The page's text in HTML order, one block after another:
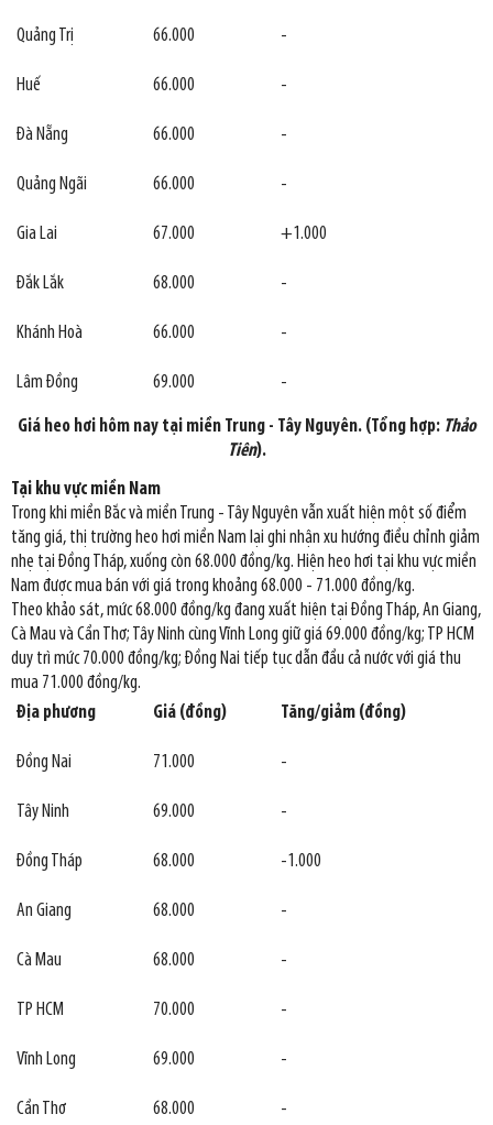
Quảng Trị 66.000 -
Huế 66.000 -
Đà Nẵng 66.000 -
Quảng Ngãi 66.000 -
Gia Lai 67.000 +1.000
Đắk Lắk 68.000 -
Khánh Hoà 66.000 -
Lâm Đồng 69.000 -
Giá heo hơi hôm nay tại miền Trung - Tây Nguyên. (Tổng hợp: Thảo
Tiên).
Tại khu vực miền Nam
Trong khi miền Bắc và miền Trung - Tây Nguyên vẫn xuất hiện một số điểm
tăng giá, thị trường heo hơi miền Nam lại ghi nhận xu hướng điều chỉnh giảm
nhẹ tại Đồng Tháp, xuống còn 68.000 đồng/kg. Hiện heo hơi tại khu vực miền
Nam được mua bán với giá trong khoảng 68.000 - 71.000 đồng/kg.
Theo khảo sát, mức 68.000 đồng/kg đang xuất hiện tại Đồng Tháp, An Giang,
Cà Mau và Cần Thơ; Tây Ninh cùng Vĩnh Long giữ giá 69.000 đồng/kg; TP HCM
duy trì mức 70.000 đồng/kg; Đồng Nai tiếp tục dẫn đầu cả nước với giá thu
mua 71.000 đồng/kg.
Địa phương
Giá (đồng) Tăng/giảm (đồng)
Đồng Nai 71.000 -
Tây Ninh 69.000 -
Đồng Tháp 68.000 -1.000
An Giang 68.000 -
Cà Mau 68.000 -
TP HCM 70.000 -
Vĩnh Long 69.000 -
Cần Thơ 68.000 -